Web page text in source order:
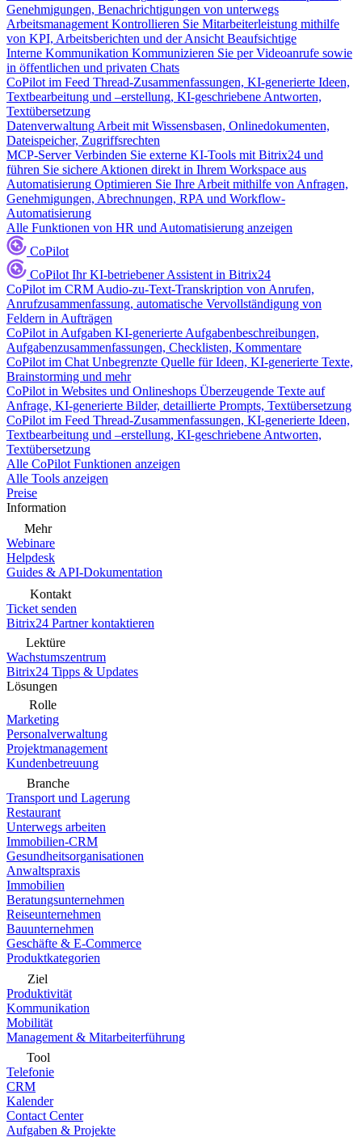
Genehmigungen, Benachrichtigungen von unterwegs
Arbeitsmanagement Kontrollieren Sie Mitarbeiterleistung mithilfe
von KPI, Arbeitsberichten und der Ansicht Beaufsichtige
Interne Kommunikation Kommunizieren Sie per Videoanrufe sowie
in öffentlichen und privaten Chats
CoPilot im Feed Thread-Zusammenfassungen, KI-generierte Ideen,
Textbearbeitung und –erstellung, KI-geschriebene Antworten,
Textübersetzung
Datenverwaltung Arbeit mit Wissensbasen, Onlinedokumenten,
Dateispeicher, Zugriffsrechten
MCP-Server Verbinden Sie externe KI-Tools mit Bitrix24 und
führen Sie sichere Aktionen direkt in Ihrem Workspace aus
Automatisierung Optimieren Sie Ihre Arbeit mithilfe von Anfragen,
Genehmigungen, Abrechnungen, RPA und Workflow-
Automatisierung
Alle Funktionen von HR und Automatisierung anzeigen
CoPilot
CoPilot Ihr KI-betriebener Assistent in Bitrix24
CoPilot im CRM Audio-zu-Text-Transkription von Anrufen,
Anrufzusammenfassung, automatische Vervollständigung von
Feldern in Aufträgen
CoPilot in Aufgaben KI-generierte Aufgabenbeschreibungen,
Aufgabenzusammenfassungen, Checklisten, Kommentare
CoPilot im Chat Unbegrenzte Quelle für Ideen, KI-generierte Texte,
Brainstorming und mehr
CoPilot in Websites und Onlineshops Überzeugende Texte auf
Anfrage, KI-generierte Bilder, detaillierte Prompts, Textübersetzung
CoPilot im Feed Thread-Zusammenfassungen, KI-generierte Ideen,
Textbearbeitung und –erstellung, KI-geschriebene Antworten,
Textübersetzung
Alle CoPilot Funktionen anzeigen
Alle Tools anzeigen
Preise
Information
Mehr
Webinare
Helpdesk
Guides & API-Dokumentation
Kontakt
Ticket senden
Bitrix24 Partner kontaktieren
Lektüre
Wachstumszentrum
Bitrix24 Tipps & Updates
Lösungen
Rolle
Marketing
Personalverwaltung
Projektmanagement
Kundenbetreuung
Branche
Transport und Lagerung
Restaurant
Unterwegs arbeiten
Immobilien-CRM
Gesundheitsorganisationen
Anwaltspraxis
Immobilien
Beratungsunternehmen
Reiseunternehmen
Bauunternehmen
Geschäfte & E-Commerce
Produktkategorien
Ziel
Produktivität
Kommunikation
Mobilität
Management & Mitarbeiterführung
Tool
Telefonie
CRM
Kalender
Contact Center
Aufgaben & Projekte